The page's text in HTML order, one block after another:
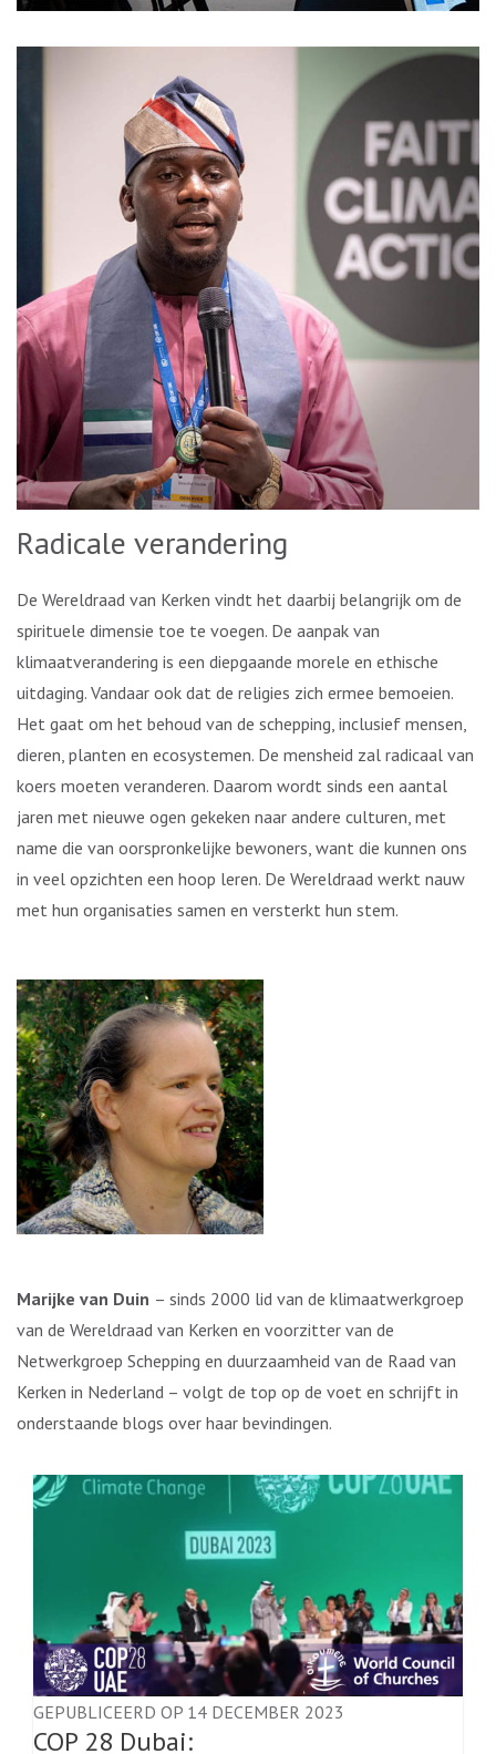
Radicale verandering
De Wereldraad van Kerken vindt het daarbij belangrijk om de
spirituele dimensie toe te voegen. De aanpak van
klimaatverandering is een diepgaande morele en ethische
uitdaging. Vandaar ook dat de religies zich ermee bemoeien.
Het gaat om het behoud van de schepping, inclusief mensen,
dieren, planten en ecosystemen. De mensheid zal radicaal van
koers moeten veranderen. Daarom wordt sinds een aantal
jaren met nieuwe ogen gekeken naar andere culturen, met
name die van oorspronkelijke bewoners, want die kunnen ons
in veel opzichten een hoop leren. De Wereldraad werkt nauw
met hun organisaties samen en versterkt hun stem.
Marijke van Duin – sinds 2000 lid van de klimaatwerkgroep
van de Wereldraad van Kerken en voorzitter van de
Netwerkgroep Schepping en duurzaamheid van de Raad van
Kerken in Nederland – volgt de top op de voet en schrijft in
onderstaande blogs over haar bevindingen.
GEPUBLICEERD OP 14 DECEMBER 2023
COP 28 Dubai: